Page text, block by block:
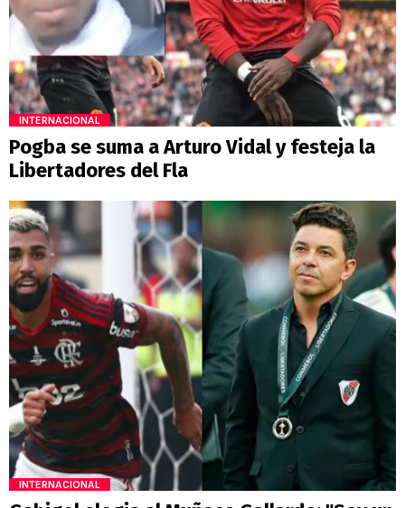
INTERNACIONAL
Pogba se suma a Arturo Vidal y festeja la
Libertadores del Fla
INTERNACIONAL